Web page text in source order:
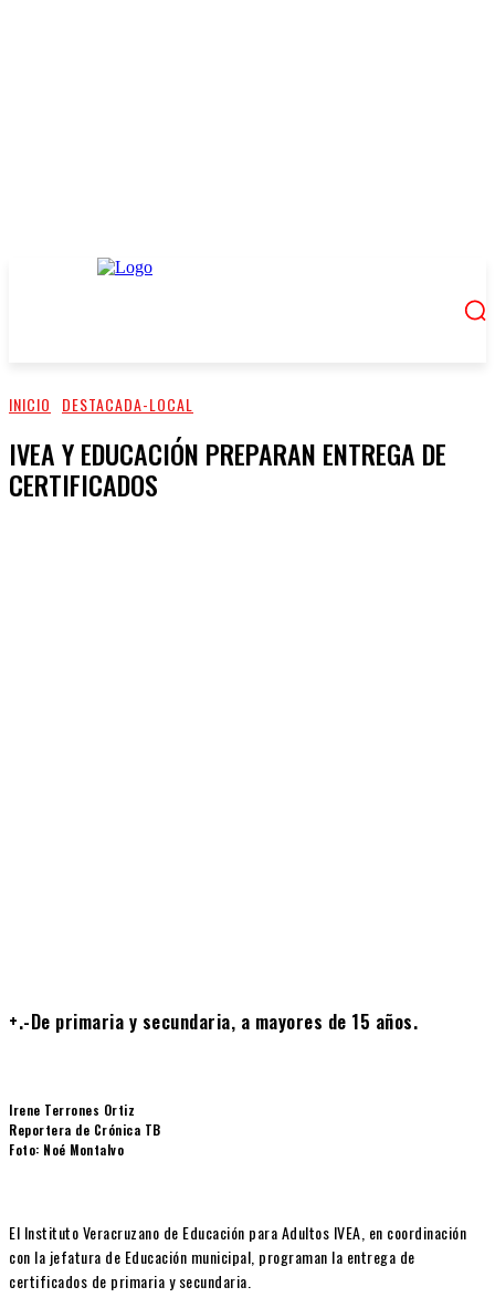
INICIO DESTACADA-LOCAL
IVEA Y EDUCACIÓN PREPARAN ENTREGA DE
CERTIFICADOS
+.-De primaria y secundaria, a mayores de 15 años.
Irene Terrones Ortiz
Reportera de Crónica TB
Foto: Noé Montalvo
El Instituto Veracruzano de Educación para Adultos IVEA, en coordinación
con la jefatura de Educación municipal, programan la entrega de
certificados de primaria y secundaria.